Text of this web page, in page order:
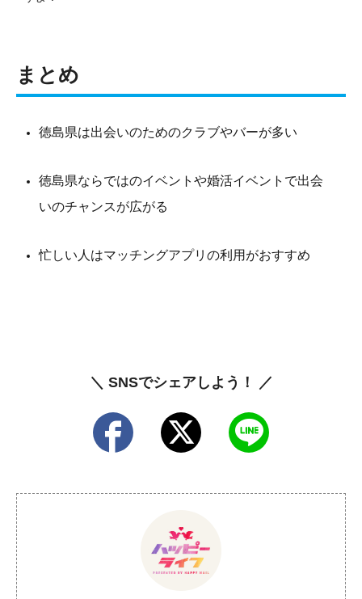
まとめ
徳島県は出会いのためのクラブやバーが多い
徳島県ならではのイベントや婚活イベントで出会
いのチャンスが広がる
忙しい人はマッチングアプリの利用がおすすめ
＼ SNSでシェアしよう！ ／